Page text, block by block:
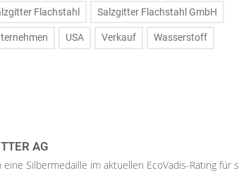
Flachstahl Salzgitter Flachstahl GmbH
USA Verkauf Wasserstoff
AG
Silbermedaille im aktuellen EcoVadis-Rating für